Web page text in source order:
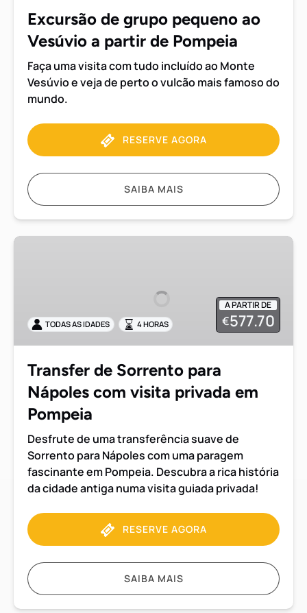
Pompeia
Excursão de grupo pequeno ao
Vesúvio a partir de Pompeia
Faça uma visita com tudo incluído ao Monte
Vesúvio e veja de perto o vulcão mais famoso do
mundo.
RESERVE AGORA
SAIBA MAIS
Transfer
com
visita
Pompeia
A PARTIR DE
€577.70
TODAS AS IDADES 4 HORAS
Transfer de Sorrento para
Nápoles com visita privada em
Pompeia
Desfrute de uma transferência suave de
Sorrento para Nápoles com uma paragem
fascinante em Pompeia. Descubra a rica história
da cidade antiga numa visita guiada privada!
RESERVE AGORA
SAIBA MAIS